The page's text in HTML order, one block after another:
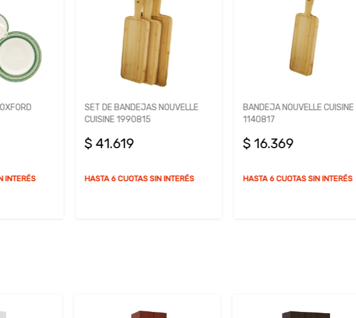
INTERÉS
SET DE BANDEJAS NOUVELLE
CUISINE 1990815
$ 41.619
HASTA 6 CUOTAS SIN INTERÉS
BANDEJA NOUVELLE CUISINE
1140817
$ 16.369
HASTA 6 CUOTAS SIN INTERÉS